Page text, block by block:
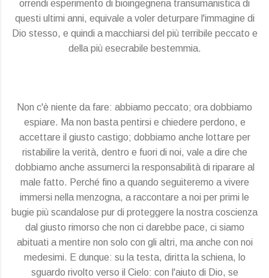
orrendi esperimento di bioingegneria transumanistica di
questi ultimi anni, equivale a voler deturpare l'immagine di
Dio stesso, e quindi a macchiarsi del più terribile peccato e
della più esecrabile bestemmia.
Non c'è niente da fare: abbiamo peccato; ora dobbiamo
espiare. Ma non basta pentirsi e chiedere perdono, e
accettare il giusto castigo; dobbiamo anche lottare per
ristabilire la verità, dentro e fuori di noi, vale a dire che
dobbiamo anche assumerci la responsabilità di riparare al
male fatto. Perché fino a quando seguiteremo a vivere
immersi nella menzogna, a raccontare a noi per primi le
bugie più scandalose pur di proteggere la nostra coscienza
dal giusto rimorso che non ci darebbe pace, ci siamo
abituati a mentire non solo con gli altri, ma anche con noi
medesimi. E dunque: su la testa, diritta la schiena, lo
sguardo rivolto verso il Cielo: con l'aiuto di Dio, se